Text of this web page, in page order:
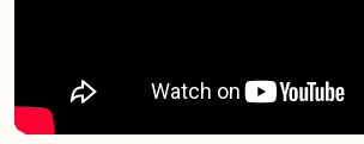
dofinansowania w ramach
Powietrze. Aby uzyskać